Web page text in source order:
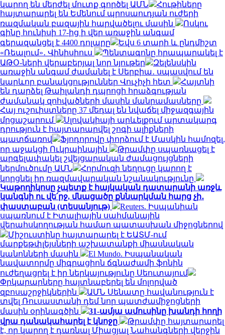
կարող են մերժել մուտք գործել ԱՄՆ
Հութիները
հայտարարել են Եմենում պրոսաուդյան ուժերի
ռազմական բազային հարվածելու մասին
Ոսկու
գինը հունիսի 17-ից ի վեր առաջին անգամ
գերազանցել է 4400 դոլարը
Եվս 6 տարի և ընդմիշտ
«Ռեալում»․ Վինիսիուս
Պենտագոնը հրապարակել է
ԱԹՕ-ների վերաբերյալ նոր նյութեր
Զելենսկին
առաջին անգամ ժամանել է Սերբիա․ սպասվում են
կարևոր բանակցություններ Վուչիչի հետ
Հայտնի
են դարձել Թաիլանդի դպրոցի հրաձգության
ժամանակ զոհվածների մասին մանրամասները
Հայ ուշուիստները 37 մեդալ են նվաճել միջազգային
մրցաշարում
Սլովակիայի արևելքում արտակարգ
դրություն է հայտարարվել շոգի ալիքների
պատճառով
Ֆյոդորովը փորձում է Մասկին համոզել,
որ աջակցի Ուկրաինային
Թրամփը սպառնացել է
արգելափակել շվեյցարական ժամացույցների
ներմուծումը ԱՄՆ
Հորմուզի նեղուցը կարող է
կորցնել իր ռազմավարական նշանակությունը
Կաթողիկոսը չպետք է հայկական դատարանի առջև
կանգնի ու վե՛րջ, մնացածը քննարկման հարց չի․
փաստաբան (տեսանյութ)
Reuters. Իսպանիան
սպառնում է Իտալիային սահմանային
վերահսկողության համար պատասխան միջոցներով
Միշուստինը հայտարարել է ԵԱՏՄ-ում
մարքեթփլեյսների աշխատանքի միասնական
կանոնների մասին
El Mundo. Իսպանական
նավատորմը միգրացիոն ճգնաժամի ֆոնին
ուժեղացրել է իր ներկայությունը Սեուտայում
Փրկարարները հայտնաբերել են մոլորված
զբոսաշրջիկներին
ԱՄՆ Սենատը հավանություն է
տվել Ռուսաստանի դեմ նոր պատժամիջոցների
մասին օրինագծին
31-ամյա ամուսինը խանդի հողի
վրա դանակահարել է կնոջը
Թրամփը հայտարարել
է, որ կարող է դառնալ Միացյալ Նահանգների վերջին